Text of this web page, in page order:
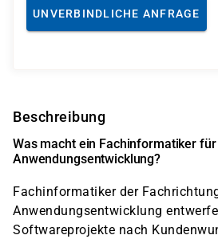
UNVERBINDLICHE ANFRAGE
Beschreibung
Was macht ein Fachinformatiker für
Anwendungsentwicklung?
Fachinformatiker der
Anwendungsentwicklung
Softwareprojekte nach